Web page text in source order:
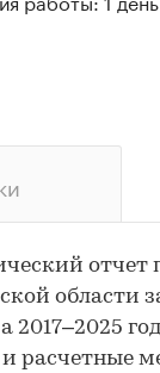
области
2017–2025
расчетные